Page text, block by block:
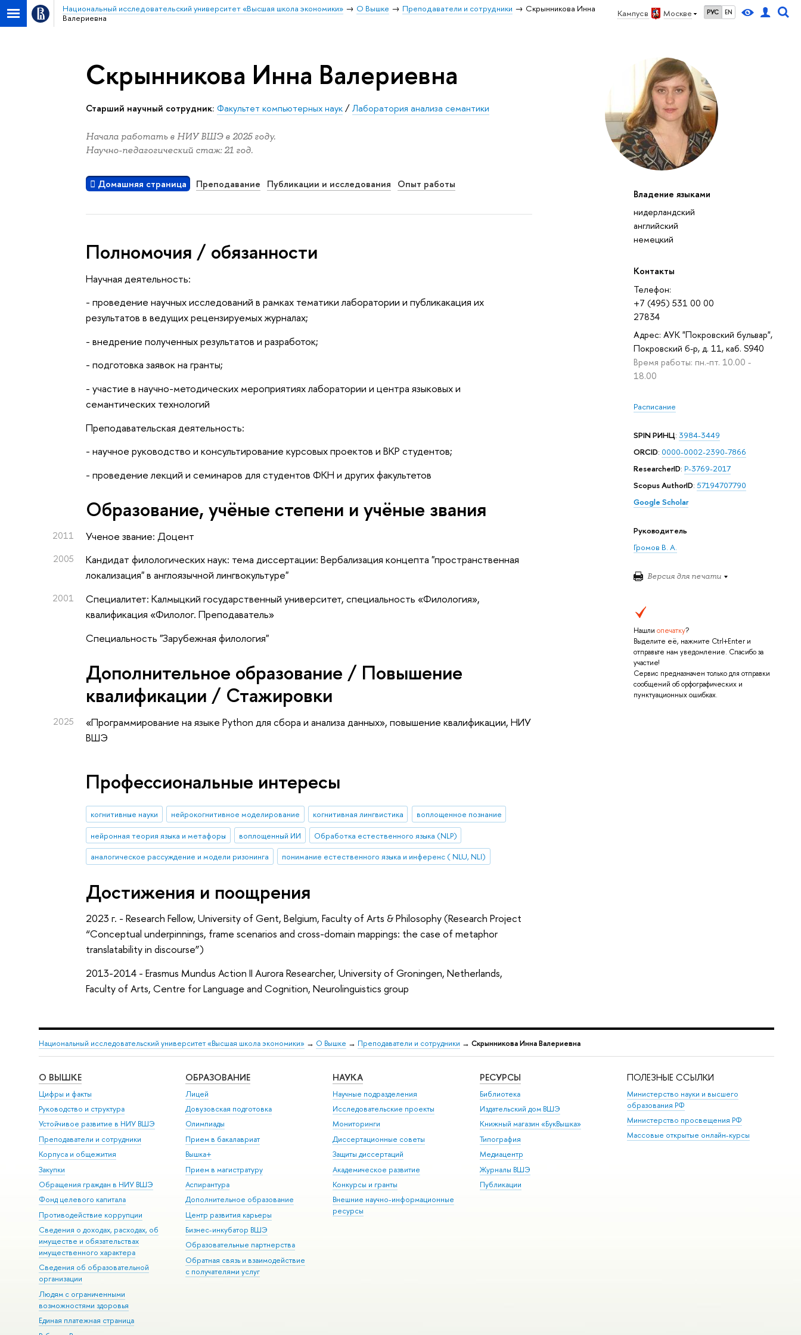
Кампус в Москве РУС EN
Национальный исследовательский университет «Высшая школа экономики» О Вышке Преподаватели и сотрудники
Скрынникова Инна
Валериевна
Владение языками
нидерландский
английский
немецкий
Контакты
Телефон:
+7 (495) 531 00 00
27834
Адрес: АУК "Покровский бульвар",
Покровский б-р, д. 11, каб. S940
Время работы: пн.-пт. 10.00 -
18.00
Расписание
SPIN РИНЦ: 3984-3449
ORCID: 0000-0002-2390-7866
ResearcherID: P-3769-2017
Scopus AuthorID: 57194707790
Google Scholar
Руководитель
Громов В. А.
Версия для печати
Нашли опечатку?
Выделите её, нажмите Ctrl+Enter и
отправьте нам уведомление. Спасибо за
участие!
Сервис предназначен только для отправки
сообщений об орфографических и
пунктуационных ошибках.
Скрынникова Инна Валериевна
Старший научный сотрудник: Факультет компьютерных наук/Лаборатория анализа семантики
Начала работать в НИУ ВШЭ в 2025 году.
Научно-педагогический стаж: 21 год.
Домашняя страница Преподавание Публикации и исследования Опыт работы
Полномочия / обязанности
Научная деятельность:
- проведение научных исследований в рамках тематики лаборатории и публикакация их
результатов в ведущих рецензируемых журналах;
- внедрение полученных результатов и разработок;
- подготовка заявок на гранты;
- участие в научно-методических мероприятиях лаборатории и центра языковых и
семантических технологий
Преподавательская деятельность:
- научное руководство и консультирование курсовых проектов и ВКР студентов;
- проведение лекций и семинаров для студентов ФКН и других факультетов
Oбразование, учёные степени и учёные звания
2011 Ученое звание: Доцент
2005
Кандидат филологических наук: тема диссертации: Вербализация концепта "пространственная
локализация" в англоязычной лингвокультуре"
2001
Специалитет: Калмыцкий государственный университет, специальность «Филология»,
квалификация «Филолог. Преподаватель»
Специальность "Зарубежная филология"
Дополнительное образование / Повышение
квалификации / Стажировки
2025 «Программирование на языке Python для сбора и анализа данных», повышение квалификации, НИУ
ВШЭ
Профессиональные интересы
когнитивные науки нейрокогнитивное моделирование когнитивная лингвистика
воплощенное познание
нейронная теория языка и метафоры
воплощенный ИИ
Обработка естественного языка (NLP)
аналогическое рассуждение и модели ризонинга
понимание естественного языка и инференс ( NLU, NLI)
Достижения и поощрения
2023 г. - Research Fellow, University of Gent, Belgium, Faculty of Arts & Philosophy (Research Project
“Conceptual underpinnings, frame scenarios and cross-domain mappings: the case of metaphor
translatability in discourse”)
2013-2014 - Erasmus Mundus Action II Aurora Researcher, University of Groningen, Netherlands,
Faculty of Arts, Centre for Language and Cognition, Neurolinguistics group
Национальный исследовательский университет «Высшая школа экономики» → О Вышке → Преподаватели и сотрудники → Скрынникова Инна Валериевна
О ВЫШКЕ
Цифры и факты
Руководство и структура
Устойчивое развитие в НИУ ВШЭ
Преподаватели и сотрудники
Корпуса и общежития
Закупки
Обращения граждан в НИУ ВШЭ
Фонд целевого капитала
Противодействие коррупции
Сведения о доходах, расходах, об
имуществе и обязательствах
имущественного характера
Сведения об образовательной
организации
Людям с ограниченными
возможностями здоровья
Единая платежная страница
ОБРАЗОВАНИЕ
Лицей
Довузовская подготовка
Олимпиады
Прием в бакалавриат
Вышка+
Прием в магистратуру
Аспирантура
Дополнительное образование
Центр развития карьеры
Бизнес-инкубатор ВШЭ
Образовательные партнерства
Обратная связь и взаимодействие
с получателями услуг
НАУКА
Научные подразделения
Исследовательские проекты
Мониторинги
Диссертационные советы
Защиты диссертаций
Академическое развитие
Конкурсы и гранты
Внешние научно-информационные
ресурсы
РЕСУРСЫ
Библиотека
Издательский дом ВШЭ
Книжный магазин «БукВышка»
Типография
Медиацентр
Журналы ВШЭ
Публикации
ПОЛЕЗНЫЕ ССЫЛКИ
Министерство науки и высшего
образования РФ
Министерство просвещения РФ
Массовые открытые онлайн-курсы